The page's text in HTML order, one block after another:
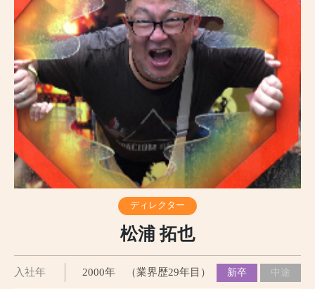
ディレクター
松浦 拓也
入社年 2000年 （業界歴29年目） 新卒 中途